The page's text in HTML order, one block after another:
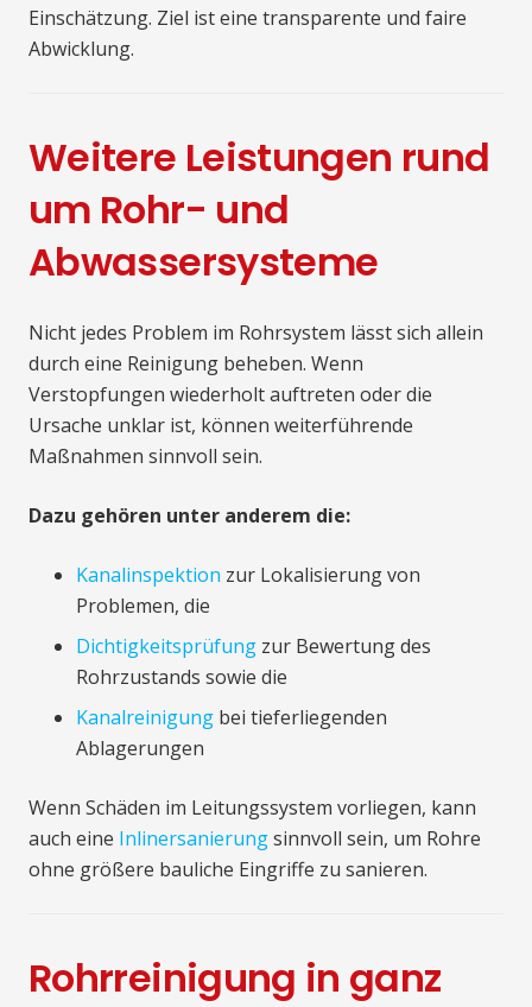
Einschätzung. Ziel ist eine transparente und faire
Abwicklung.
Weitere Leistungen rund
um Rohr- und
Abwassersysteme
Nicht jedes Problem im Rohrsystem lässt sich allein
durch eine Reinigung beheben. Wenn
Verstopfungen wiederholt auftreten oder die
Ursache unklar ist, können weiterführende
Maßnahmen sinnvoll sein.
Dazu gehören unter anderem die:
Kanalinspektion zur Lokalisierung von
Problemen, die
Dichtigkeitsprüfung zur Bewertung des
Rohrzustands sowie die
Kanalreinigung bei tieferliegenden
Ablagerungen
Wenn Schäden im Leitungssystem vorliegen, kann
auch eine Inlinersanierungsinnvoll sein, um Rohre
ohne größere bauliche Eingriffe zu sanieren.
Rohrreinigung in ganz